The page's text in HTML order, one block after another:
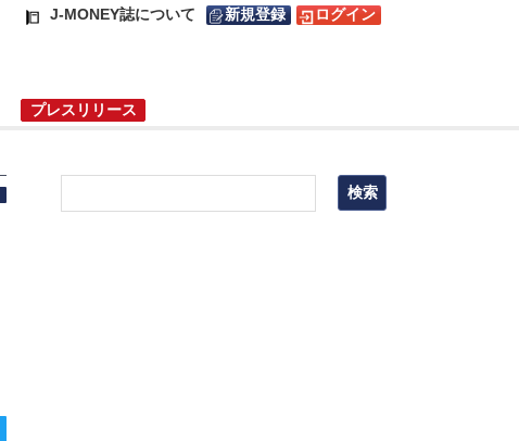
J-MONEY誌について 新規登録 ログイン
プレスリリース